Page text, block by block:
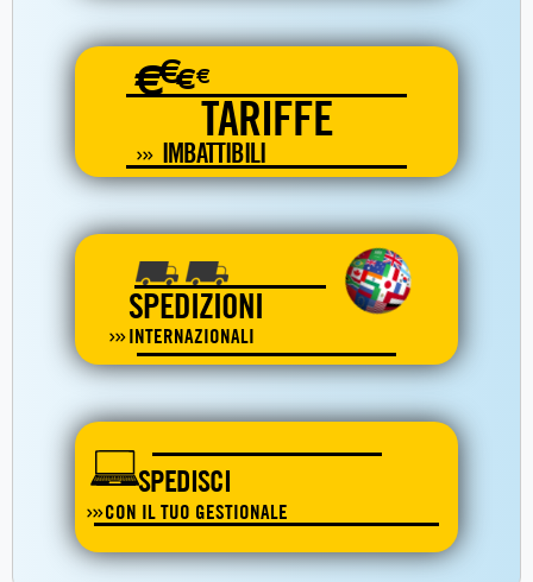
€€€€
TARIFFE
IMBATTIBILI
SPEDIZIONI
INTERNAZIONALI
SPEDISCI
CON IL TUO GESTIONALE